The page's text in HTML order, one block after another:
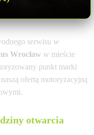
serwisu w
Wrocław w mieście
punkt marki
ofertą motoryzacyjną
otwarcia